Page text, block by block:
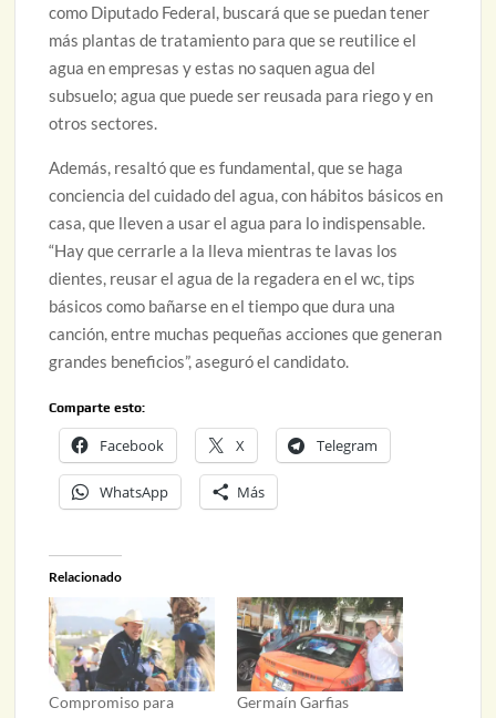
como Diputado Federal, buscará que se puedan tener
más plantas de tratamiento para que se reutilice el
agua en empresas y estas no saquen agua del
subsuelo; agua que puede ser reusada para riego y en
otros sectores.
Además, resaltó que es fundamental, que se haga
conciencia del cuidado del agua, con hábitos básicos en
casa, que lleven a usar el agua para lo indispensable.
“Hay que cerrarle a la lleva mientras te lavas los
dientes, reusar el agua de la regadera en el wc, tips
básicos como bañarse en el tiempo que dura una
canción, entre muchas pequeñas acciones que generan
grandes beneficios”, aseguró el candidato.
Comparte esto:
Facebook X Telegram
WhatsApp Más
Relacionado
Compromiso para
Germaín Garfias